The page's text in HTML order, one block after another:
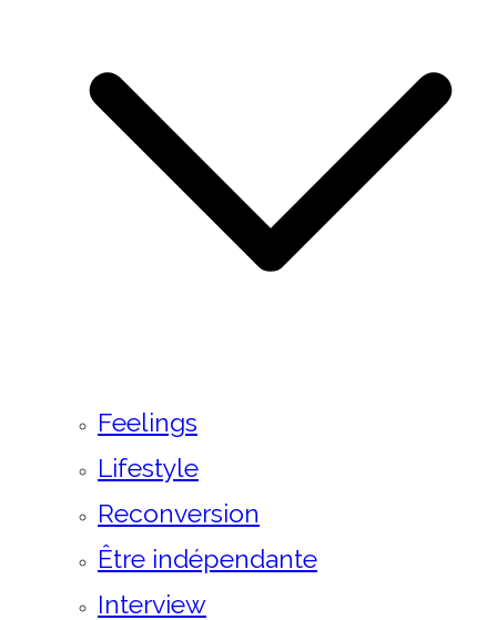
Feelings
Lifestyle
Reconversion
Être indépendante
Interview